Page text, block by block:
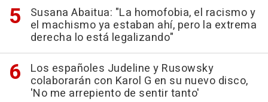
Susana Abaitua: "La homofobia, el racismo y
el machismo ya estaban ahí, pero la extrema
derecha lo está legalizando"
Los españoles Judeline y Rusowsky
colaborarán con Karol G en su nuevo disco,
'No me arrepiento de sentir tanto'